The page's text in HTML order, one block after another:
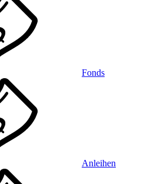
Fonds
Anleihen